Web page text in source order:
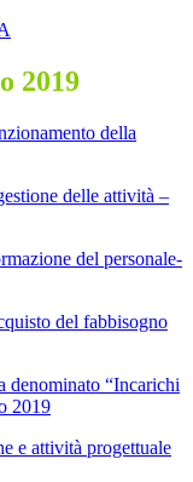
2019
della
delle attività –
del personale-
del fabbisogno
denominato “Incarichi
2019
e attività progettuale